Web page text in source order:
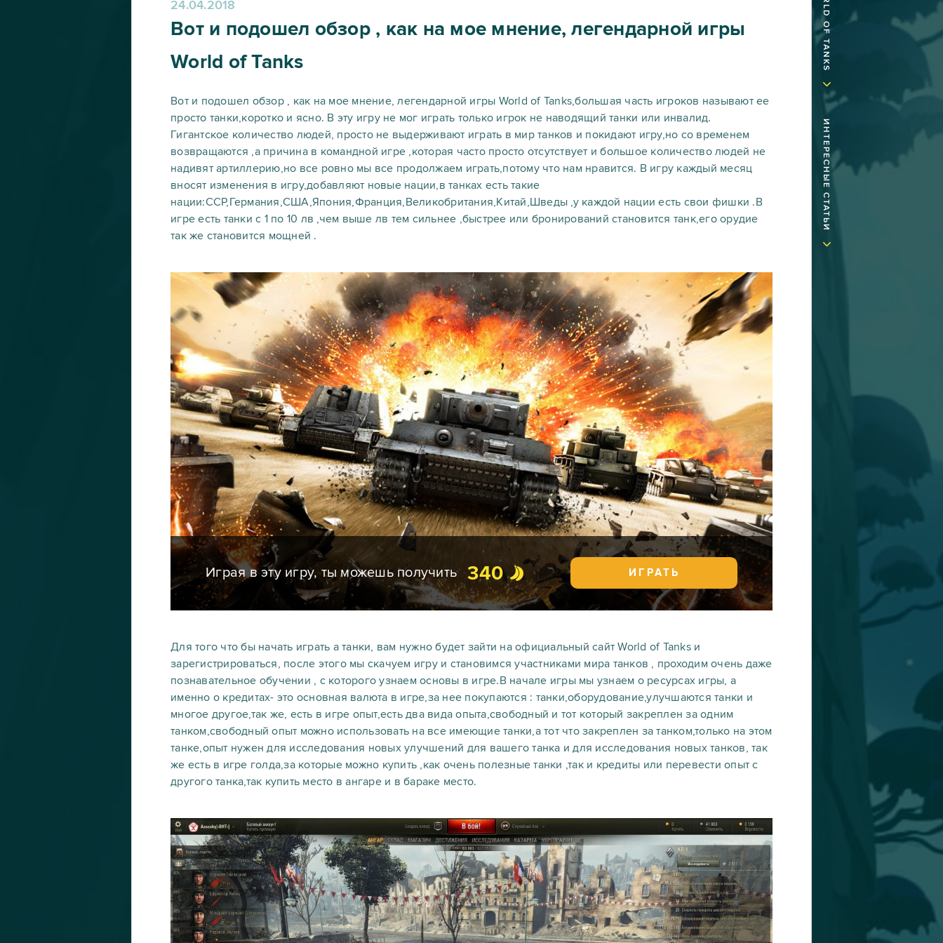
ИНТЕРЕСНЫЕ СТАТЬИ
24.04.2018
Вот и подошел обзор , как на мое мнение, легендарной игры
World of Tanks
Вот и подошел обзор , как на мое мнение, легендарной игры World of Tanks,большая часть игроков называют ее
просто танки,коротко и ясно. В эту игру не мог играть только игрок не наводящий танки или инвалид.
Гигантское количество людей, просто не выдерживают играть в мир танков и покидают игру,но со временем
возвращаются ,а причина в командной игре ,которая часто просто отсутствует и большое количество людей не
надивят артиллерию,но все ровно мы все продолжаем играть,потому что нам нравится. В игру каждый месяц
вносят изменения в игру,добавляют новые нации,в танках есть такие
нации:ССР,Германия,США,Япония,Франция,Великобритания,Китай,Шведы ,у каждой нации есть свои фишки .В
игре есть танки с 1 по 10 лв ,чем выше лв тем сильнее ,быстрее или бронирований становится танк,его орудие
так же становится мощней .
Играя в эту игру, ты можешь получить 340 ИГРАТЬ
Для того что бы начать играть а танки, вам нужно будет зайти на официальный сайт World of Tanks и
зарегистрироваться, после этого мы скачуем игру и становимся участниками мира танков , проходим очень даже
познавательное обучении , с которого узнаем основы в игре.В начале игры мы узнаем о ресурсах игры, а
именно о кредитах- это основная валюта в игре,за нее покупаются : танки,оборудование,улучшаются танки и
многое другое,так же, есть в игре опыт,есть два вида опыта,свободный и тот который закреплен за одним
танком,свободный опыт можно использовать на все имеющие танки,а тот что закреплен за танком,только на этом
танке,опыт нужен для исследования новых улучшений для вашего танка и для исследования новых танков, так
же есть в игре голда,за которые можно купить ,как очень полезные танки ,так и кредиты или перевести опыт с
другого танка,так купить место в ангаре и в бараке место.